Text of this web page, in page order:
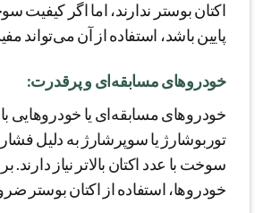
اکتان بوستر ندارند، اما اگر
پایین باشد، استفاده از آن می‌تواند
خودروهای مسابقه‌ای و پرقدرت:
خودروهای مسابقه‌ای یا خودروهایی
توربوشارژ یا سوپرشارژ به دلیل فشار
سوخت با عدد اکتان بالاتر نیاز دارند.
خودروها، استفاده از اکتان بوستر